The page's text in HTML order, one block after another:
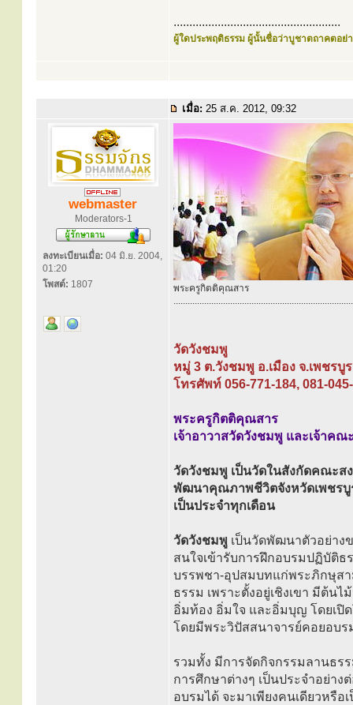
.....................................................
ผู้ใดประพฤติธรรม ผู้นั้นชื่อว่าบูชาตถาคตอย่า
เมื่อ: 25 ส.ค. 2012, 09:32
webmaster
Moderators-1
ลงทะเบียนเมื่อ: 04 มิ.ย. 2004,
01:20
โพสต์: 1807
พระครูกิตติคุณสาร
............................................................................
วัดวังชมพู
หมู่ 3 ต.วังชมพู อ.เมือง จ.เพชรบู
โทรศัพท์ 056-771-184, 081-
พระครูกิตติคุณสาร
เจ้าอาวาสวัดวังชมพู และเจ้าค
วัดวังชมพู เป็นวัดในสังกัดคณะส
พัฒนาคุณภาพชีวิตจังหวัดเพชรบู
เป็นประจำทุกเดือน
วัดวังชมพู เป็นวัดพัฒนาตัวอย่าง
สนใจเข้ารับการฝึกอบรมปฏิบัติ
บรรพชา-อุปสมบทแก่พระภิกษุสา
ธรรม เพราะตั้งอยู่เชิงเขา มีต้น
อิ่มท้อง อิ่มใจ และอิ่มบุญ โดยเปิ
โดยมีพระวิปัสสนาจารย์คอยอบร
รวมทั้ง มีการจัดกิจกรรมลานธร
การศึกษาต่างๆ เป็นประจำอย่า
อบรมได้ จะมาเพียงคนเดียวหรื